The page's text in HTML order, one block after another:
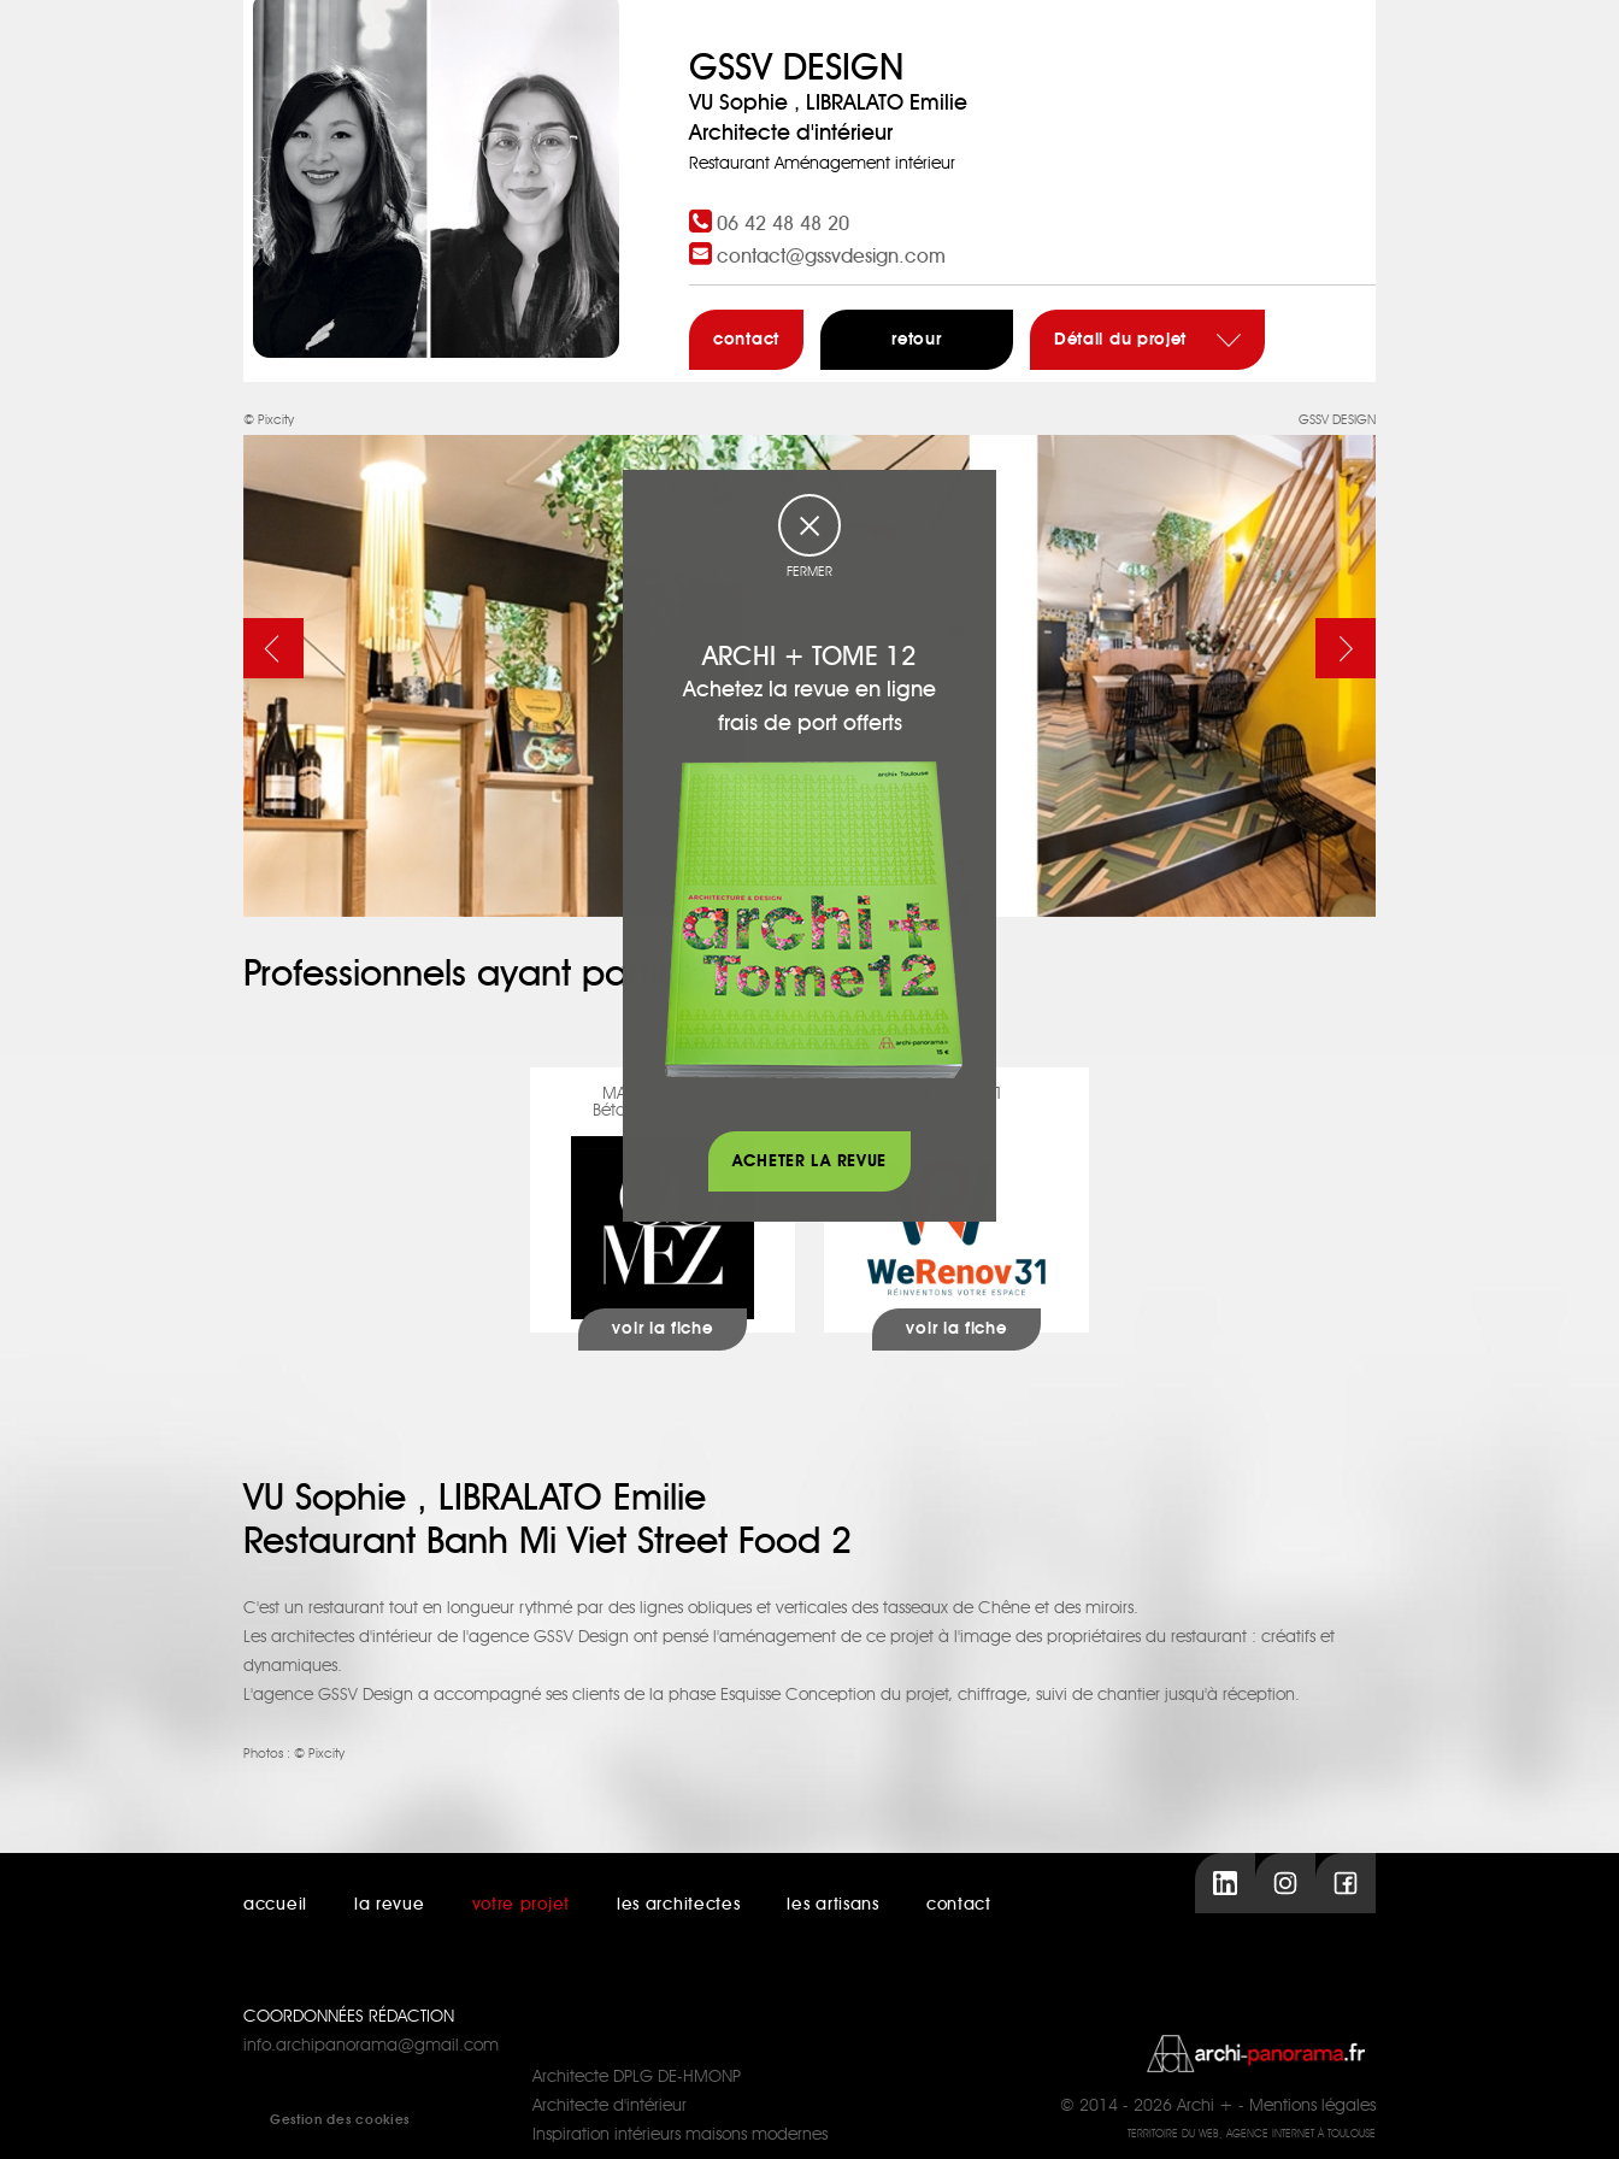
GSSV DESIGN
VU Sophie , LIBRALATO Emilie
Architecte d'intérieur
Restaurant Aménagement intérieur
06 42 48 48 20
contact@gssvdesign.com
contact retour Détail du projet
© Pixcity GSSV DESIGN
Professionnels ayant participé à ce projet :
MAISON GOMEZ
Béton ciré - Chaux
voir la fiche voir la fiche
VU Sophie , LIBRALATO Emilie
Restaurant Banh Mi Viet Street Food 2
C'est un restaurant tout en longueur rythmé par des lignes obliques et verticales des tasseaux de Chêne et des miroirs.
Les architectes d'intérieur de l'agence GSSV Design ont pensé l'aménagement de ce projet à l'image des propriétaires du restaurant : créatifs et
dynamiques.
L'agence GSSV Design a accompagné ses clients de la phase Esquisse Conception du projet, chiffrage, suivi de chantier jusqu'à réception.
Photos : © Pixcity
accueil la revue votre projet les architectes les artisans contact
COORDONNÉES RÉDACTION
info.archipanorama@gmail.com
Gestion des cookies
Architecte DPLG DE-HMONP
Architecte d'intérieur
Inspiration intérieurs maisons modernes
© 2014 - 2026 Archi + - Mentions légales
TERRITOIRE DU WEB, AGENCE INTERNET À TOULOUSE
FERMER
ARCHI + TOME 12
Achetez la revue en ligne
frais de port offerts
ACHETER LA REVUE